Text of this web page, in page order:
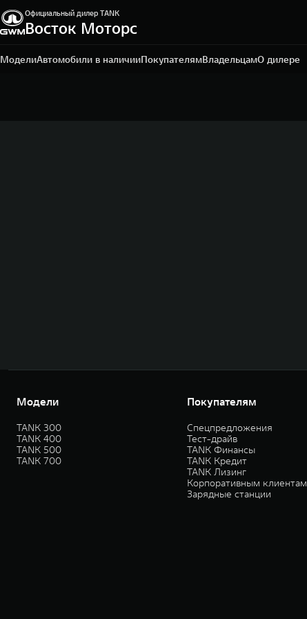
Официальный дилер TANK
Восток Моторс
МоделиАвтомобили в наличииПокупателямВладельцамО дилере
Пермь, ш. Космонавтов, 328/1
+7 342 205-51-19
Модели
TANK 300
TANK 400
TANK 500
TANK 700
Покупателям
Спецпредложения
Тест-драйв
TANK Финансы
TANK Кредит
TANK Лизинг
Корпоративным клиентам
Зарядные станции